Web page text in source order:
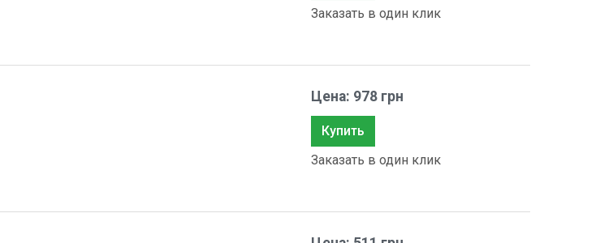
Заказать в один клик
Цена: 978 грн
Купить
Заказать в один клик